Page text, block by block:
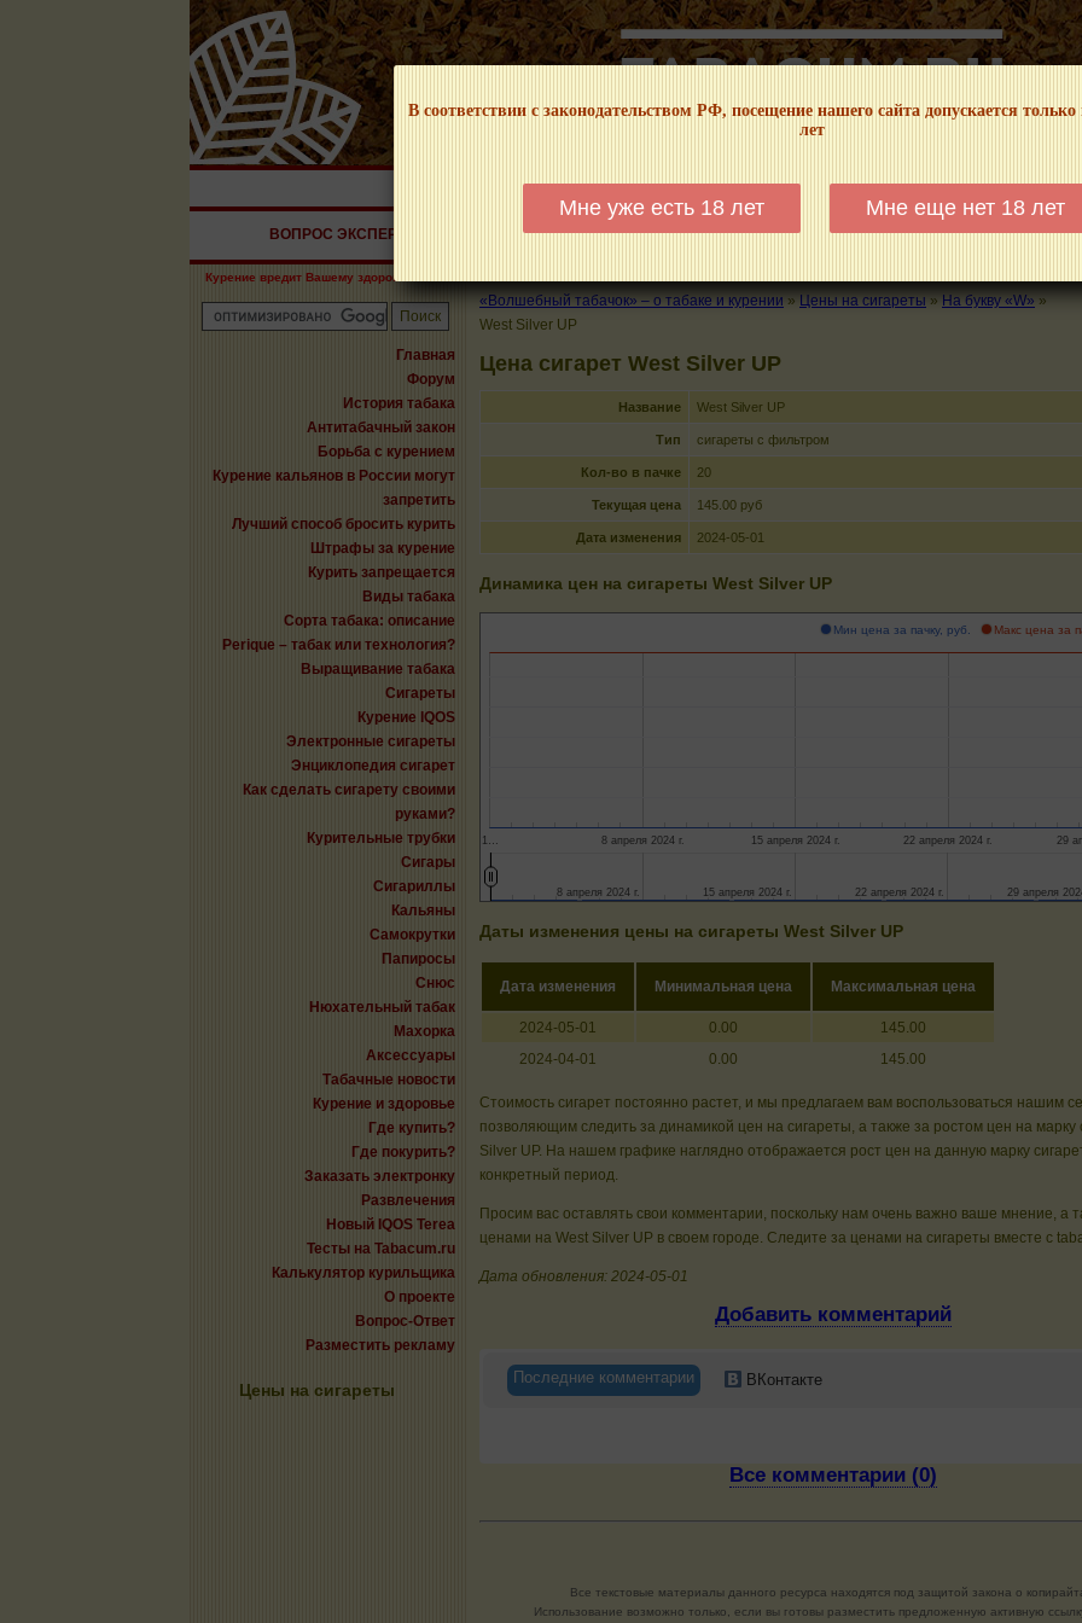
В соответствии с законодательством РФ, посещение нашего сайта допускается
лет
Мне уже есть 18 лет Мне еще нет 18 лет
НАШ ПОРТАЛ – ИНФОРМАЦИОННЫЙ! МЫ НЕ ЗАНИМАЕМСЯ ПРОДАЖЕЙ И РЕКЛАМОЙ
ВОПРОС ЭКСПЕРТУ КАЛЬЯНЫ ТРУБКИ ГДЕ КУПИТЬ ГДЕ ПОКУРИТЬ КУРЕНИЕ И
Курение вредит Вашему здоровью!
Главная
Форум
История табака
Антитабачный закон
Борьба с курением
Курение кальянов в России могут
запретить
Лучший способ бросить курить
Штрафы за курение
Курить запрещается
Виды табака
Сорта табака: описание
Perique – табак или технология?
Выращивание табака
Сигареты
Курение IQOS
Электронные сигареты
Энциклопедия сигарет
Как сделать сигарету своими
руками?
Курительные трубки
Сигары
Сигариллы
Кальяны
Самокрутки
Папиросы
Снюс
Нюхательный табак
Махорка
Аксессуары
Табачные новости
Курение и здоровье
Где купить?
Где покурить?
Заказать электронку
Развлечения
Новый IQOS Terea
Тесты на Tabacum.ru
Калькулятор курильщика
О проекте
Вопрос-Ответ
Разместить рекламу
Цены на сигареты
«Волшебный табачок» – о табаке и курении » Цены на сигареты » На букву «W» »
West Silver UP
Цена сигарет West Silver UP
Название West Silver UP
Тип сигареты с фильтром
Кол-во в пачке 20
Текущая цена 145.00 руб
Дата изменения 2024-05-01
Динамика цен на сигареты West Silver UP
Мин цена за пачку, руб. Макс цена за
1… 8 апреля 2024 г. 15 апреля 2024 г. 22 апреля 2024 г. 29
8 апреля 2024 г.
8 апреля 2024 г. 15 апреля 2024 г.
15 апреля 2024 г. 22 апреля 2024 г.
22 апреля 2024 г. 29 апреля
29 апреля
Даты изменения цены на сигареты West Silver UP
Дата изменения Минимальная цена Максимальная цена
2024-05-01 0.00
145.00
2024-04-01
0.00 145.00
Стоимость сигарет постоянно растет, и мы предлагаем вам воспользоваться нашим
позволяющим следить за динамикой цен на сигареты, а также за ростом цен на марку
Silver UP. На нашем графике наглядно отображается рост цен на данную марку
конкретный период.
Просим вас оставлять свои комментарии, поскольку нам очень важно ваше мнение, а
ценами на West Silver UP в своем городе. Следите за ценами на сигареты вместе с
Дата обновления: 2024-05-01
Добавить комментарий
Последние комментарии ВКонтакте
Все комментарии (0)
Все текстовые материалы данного ресурса находятся под защитой закона о
Использование возможно только, если вы готовы разместить предложенную активную